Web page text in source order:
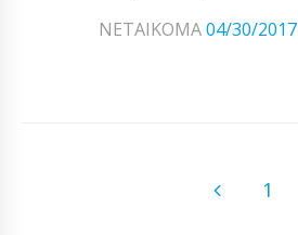
NETAIKOMA04/30/2017
1